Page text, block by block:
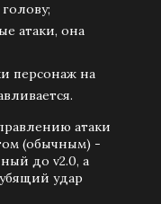
атаки, она
персонаж на
атаки
(обычным) -
до v2.0, а
удар